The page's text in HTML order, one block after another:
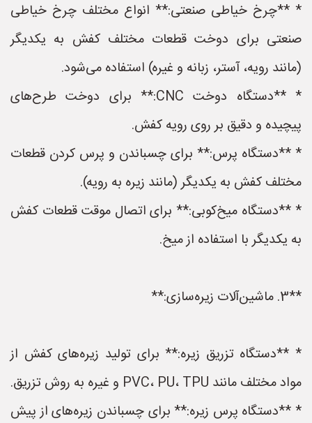
* **چرخ خیاطی صنعتی:** انواع مختلف چرخ خیاطی
صنعتی برای دوخت قطعات مختلف کفش به یکدیگر
(مانند رویه، آستر، زبانه و غیره) استفاده می‌شود.
* **دستگاه دوخت CNC:** برای دوخت طرح‌های
پیچیده و دقیق بر روی رویه کفش.
* **دستگاه پرس:** برای چسباندن و پرس کردن قطعات
مختلف کفش به یکدیگر (مانند زیره به رویه).
* **دستگاه میخ‌کوبی:** برای اتصال موقت قطعات کفش
به یکدیگر با استفاده از میخ.
**3. ماشین‌آلات زیره‌سازی:**
* **دستگاه تزریق زیره:** برای تولید زیره‌های کفش از
مواد مختلف مانند PVC، PU، TPU و غیره به روش تزریق.
* **دستگاه پرس زیره:** برای چسباندن زیره‌های از پیش